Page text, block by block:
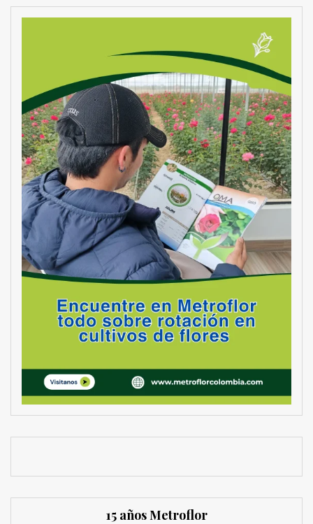
15 años Metroflor